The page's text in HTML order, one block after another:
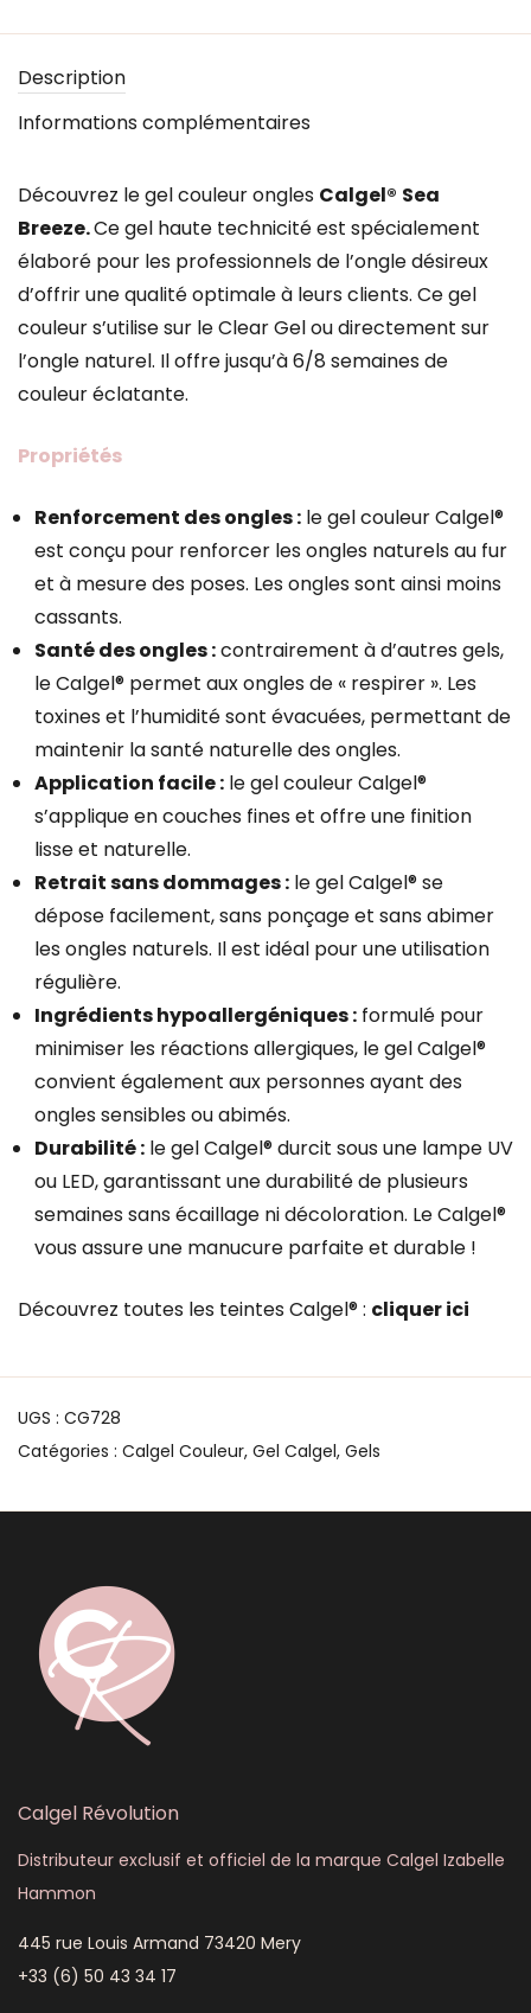
Description
Informations complémentaires
Découvrez le gel couleur ongles Calgel® Sea
Breeze.Ce gel haute technicité est spécialement
élaboré pour les professionnels de l’ongle désireux
d’offrir une qualité optimale à leurs clients. Ce gel
couleur s’utilise sur le Clear Gel ou directement sur
l’ongle naturel. Il offre jusqu’à 6/8 semaines de
couleur éclatante.
Propriétés
Renforcement des ongles : le gel couleur Calgel®
est conçu pour renforcer les ongles naturels au fur
et à mesure des poses. Les ongles sont ainsi moins
cassants.
Santé des ongles :contrairement à d’autres gels,
le Calgel® permet aux ongles de « respirer ». Les
toxines et l’humidité sont évacuées, permettant de
maintenir la santé naturelle des ongles.
Application facile : le gel couleur Calgel®
s’applique en couches fines et offre une finition
lisse et naturelle.
Retrait sans dommages : le gel Calgel® se
dépose facilement, sans ponçage et sans abimer
les ongles naturels. Il est idéal pour une utilisation
régulière.
Ingrédients hypoallergéniques : formulé pour
minimiser les réactions allergiques, le gel Calgel®
convient également aux personnes ayant des
ongles sensibles ou abimés.
Durabilité : le gel Calgel® durcit sous une lampe UV
ou LED, garantissant une durabilité de plusieurs
semaines sans écaillage ni décoloration. Le Calgel®
vous assure une manucure parfaite et durable !
Découvrez toutes les teintes Calgel® : cliquer ici
UGS : CG728
Catégories : Calgel Couleur, Gel Calgel, Gels
Calgel Révolution
Distributeur exclusif et officiel de la marque Calgel Izabelle
Hammon
445 rue Louis Armand 73420 Mery
+33 (6) 50 43 34 17